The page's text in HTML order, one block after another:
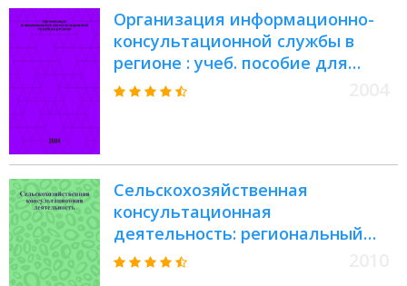
Организация информационно-
консультационной службы в
регионе : учеб. пособие для
студентов, обучающихся по спец.
Сельскохозяйственная
консультационная
деятельность: региональный
аспект